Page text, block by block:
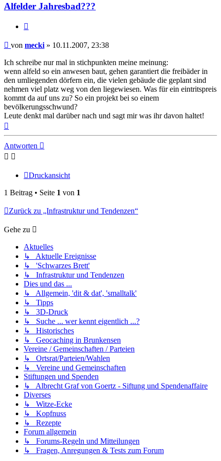
Alfelder Jahresbad???
Beitrag
von mecki » 10.11.2007, 23:38
Ich schreibe nur mal in stichpunkten meine meinung:
wenn alfeld so ein anwesen baut, gehen garantiert die freibäder in
den umliegenden dörfern ein, die vielen gebäude die geplant sind
nehmen viel platz weg von den liegewiesen. Was für ein eintritspreis
kommt da auf uns zu? So ein projekt bei so einem
bevölkerungsschwund?
Leute denkt mal darüber nach und sagt mir was ihr davon haltet!
Antworten
Druckansicht
1 Beitrag • Seite 1 von 1
Zurück zu „Infrastruktur und Tendenzen“
Gehe zu
Aktuelles
↳ Aktuelle Ereignisse
↳ 'Schwarzes Brett'
↳ Infrastruktur und Tendenzen
Dies und das ...
↳ Allgemein, 'dit & dat', 'smalltalk'
↳ Tipps
↳ 3D-Druck
↳ Suche ... wer kennt eigentlich ...?
↳ Historisches
↳ Geocaching in Brunkensen
Vereine / Gemeinschaften / Parteien
↳ Ortsrat/Parteien/Wahlen
↳ Vereine und Gemeinschaften
Stiftungen und Spenden
↳ Albrecht Graf von Goertz - Siftung und Spendenaffaire
Diverses
↳ Witze-Ecke
↳ Kopfnuss
↳ Rezepte
Forum allgemein
↳ Forums-Regeln und Mitteilungen
↳ Fragen, Anregungen & Tests zum Forum